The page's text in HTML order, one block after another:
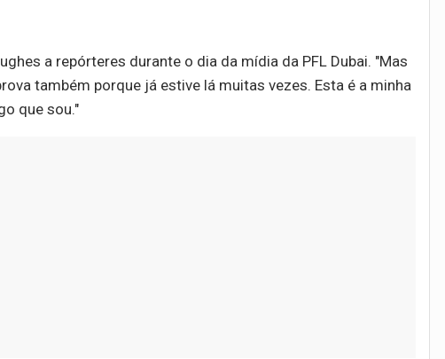
a repórteres durante o dia da mídia da PFL Dubai. "Mas
também porque já estive lá muitas vezes. Esta é a minha
que sou."